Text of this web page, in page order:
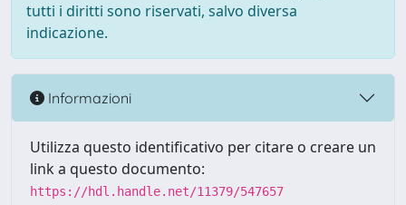
tutti i diritti sono riservati, salvo diversa
indicazione.
Informazioni
Utilizza questo identificativo per citare o creare un
link a questo documento:
https://hdl.handle.net/11379/547657